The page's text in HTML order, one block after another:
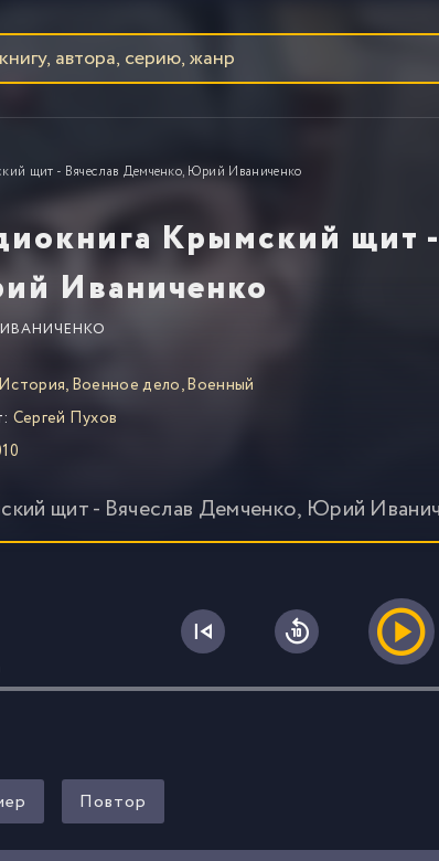
щит - Вячеслав Демченко, Юрий Иваниченко
Крымский щит
Иваниченко
История,Военное дело,Военный
Сергей Пухов
щит - Вячеслав Демченко, Юрий
Повтор